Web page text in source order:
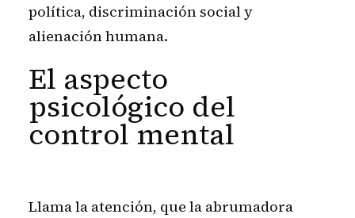
política, discriminación social y
alienación humana.
El aspecto
psicológico del
control mental
Llama la atención, que la abrumadora